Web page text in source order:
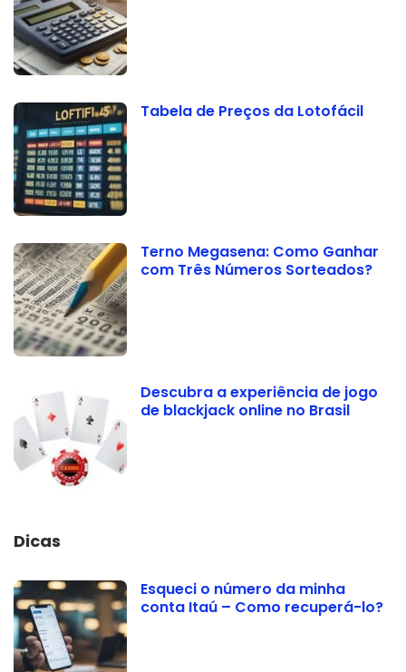
Tabela de Preços da Lotofácil
Terno Megasena: Como Ganhar
com Três Números Sorteados?
Descubra a experiência de jogo
de blackjack online no Brasil
Dicas
Esqueci o número da minha
conta Itaú – Como recuperá-lo?